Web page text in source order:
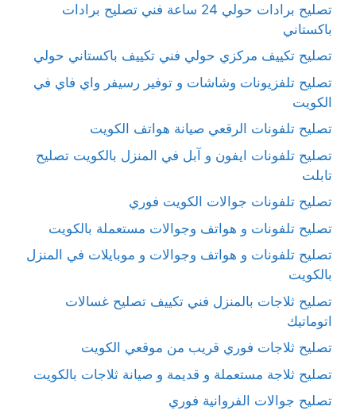
تصليح برادات حولي 24 ساعة فني تصليح برادات
باكستاني
تصليح تكييف مركزي حولي فني تكييف باكستاني حولي
تصليح تلفزيونات وشاشات و توفير رسيفر واي فاي في
الكويت
تصليح تلفونات الرقعي صيانة هواتف الكويت
تصليح تلفونات ايفون و آبل في المنزل بالكويت تصليح
تابلت
تصليح تلفونات جوالات الكويت فوري
تصليح تلفونات و هواتف وجوالات مستعملة بالكويت
تصليح تلفونات و هواتف وجوالات و موبايلات في المنزل
بالكويت
تصليح ثلاجات بالمنزل فني تكييف تصليح غسالات
اتوماتيك
تصليح ثلاجات فوري قريب من موقعي الكويت
تصليح ثلاجة مستعملة و قديمة و صيانة ثلاجات بالكويت
تصليح جوالات الفروانية فوري